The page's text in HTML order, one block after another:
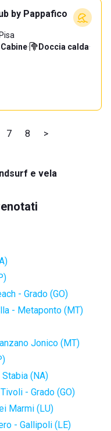
by Pappafico
Cabine· Doccia calda·
7 8 >
e vela
- Grado (GO)
- Metaponto (MT)
Jonico (MT)
(NA)
- Grado (GO)
Marmi (LU)
- Gallipoli (LE)